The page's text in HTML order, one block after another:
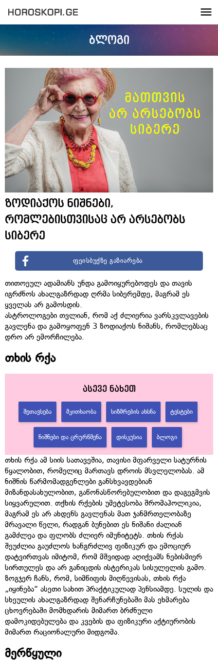
ბლოგი
ზოდიაქოს ნიშნები,
რომლებისთვისაც არ არსებობს
სიბერე
ფეისბუქზე გაზიარება
თითოეულ ადამიანს უნდა გამოიყურებოდეს და თავის
იგრძნოს ახალგაზრდად ღრმა სიბერემდე, მაგრამ ეს
ყველას არ გამოსდის.
ასტროლოგები თვლიან, რომ აქ ძლიერია ვარსკვლავების
გავლენა და გამოყოფენ 3 ზოდიაქოს ნიშანს, რომლებსაც
დრო არ ემორჩილება.
თხის რქა
ასევე ნახეთ
ᲨᲔᲗᲐᲕᲡᲔᲑᲐ ᲛᲙᲘᲗᲮᲐᲝᲑᲐ ᲡᲘᲖᲛᲠᲔᲑᲘᲡ ᲐᲮᲡᲜᲐ ᲢᲔᲡᲢᲔᲑᲘ
ᲜᲘᲨᲜᲔᲑᲘ ᲓᲐ ᲪᲠᲣᲠᲬᲛᲔᲜᲐ ᲓᲘᲡᲙᲣᲡᲘᲐ ᲑᲚᲝᲒᲘ
თხის რქა ამ სიის სათავეშია, თავისი მფარველი სატურნის
წყალობით, რომელიც მართავს დროის მსვლელობას. ამ
ნიშნის წარმომადგენლები განსხვავდებიან
მიზანდასახულობით, გაწონასწორებულობით და დაგეგმვის
სიყვარულით. თქხის რქების უმეტესობა შრომაჰოლიკია,
მაგრამ ეს არ ახდენს გავლენას მათ ჯანმრთელობაზე
მრავალი წელი, რადგან ბუნებით ეს ნიშანი ძალიან
გამძლეა და ფლობს ძლიერ იმუნიტეტს. თხის რქას
შეუძლია გაუძლოს ხანგრძლივ ფიზიკურ და ემოციურ
დატვირთვას იმიტომ, რომ მშვიდად აღიქვამს ნებისმიერ
სირთულეს და არ განიცდის ისტერიკას სისულელის გამო.
ზოგჯერ ჩანს, რომ, სიმწიფის მიღწევისას, თხის რქა
„იყინება“ ასეთი სახით პრაქტიკულად პენსიამდე. სულის და
სხეულის ახალგაზრდად შენარჩუნებაში მას ეხმარება
ცხოვრებაში მომხდარის მიმართ ბრძნული
დამოკიდებულება და კვების და ფიზიკური აქტიურობის
მიმართ რაციონალური მიდგომა.
მერწყული